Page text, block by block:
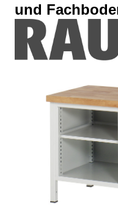
und
Bildergalerie überspringen